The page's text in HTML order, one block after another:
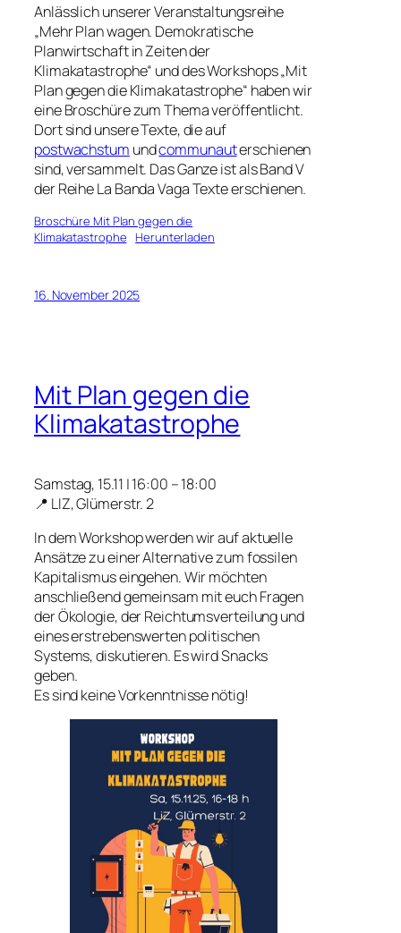
Anlässlich unserer Veranstaltungsreihe
„Mehr Plan wagen. Demokratische
Planwirtschaft in Zeiten der
Klimakatastrophe“ und des Workshops „Mit
Plan gegen die Klimakatastrophe“ haben wir
eine Broschüre zum Thema veröffentlicht.
Dort sind unsere Texte, die auf
postwachstum undcommunauterschienen
sind, versammelt. Das Ganze ist als Band V
der Reihe La Banda Vaga Texte erschienen.
Broschüre Mit Plan gegen die
Klimakatastrophe Herunterladen
16. November 2025
Mit Plan gegen die
Klimakatastrophe
Samstag, 15.11 | 16:00 – 18:00
📍 LIZ, Glümerstr. 2
In dem Workshop werden wir auf aktuelle
Ansätze zu einer Alternative zum fossilen
Kapitalismus eingehen. Wir möchten
anschließend gemeinsam mit euch Fragen
der Ökologie, der Reichtumsverteilung und
eines erstrebenswerten politischen
Systems, diskutieren. Es wird Snacks
geben.
Es sind keine Vorkenntnisse nötig!